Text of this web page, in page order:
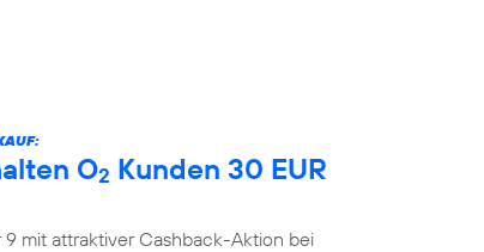
O2 Kunden 30 EUR
mit attraktiver Cashback-Aktion bei